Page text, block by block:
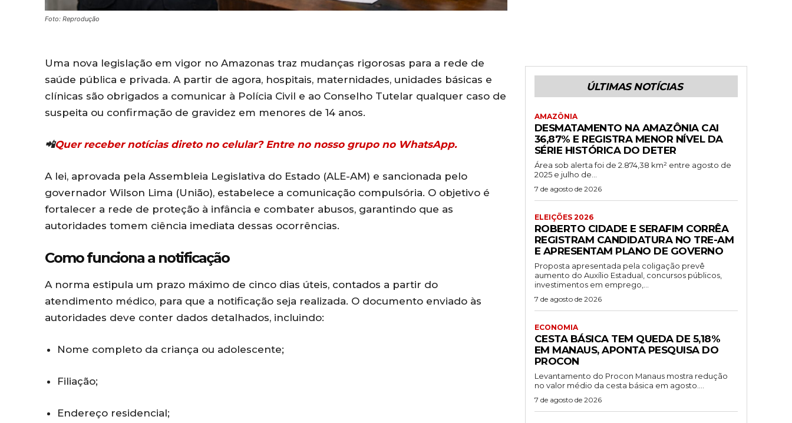
Foto: Reprodução
Uma nova legislação em vigor no Amazonas traz mudanças rigorosas para a rede de
saúde pública e privada. A partir de agora, hospitais, maternidades, unidades básicas e
clínicas são obrigados a comunicar à Polícia Civil e ao Conselho Tutelar qualquer caso de
suspeita ou confirmação de gravidez em menores de 14 anos.
📲Quer receber notícias direto no celular? Entre no nosso grupo no WhatsApp.
A lei, aprovada pela Assembleia Legislativa do Estado (ALE-AM) e sancionada pelo
governador Wilson Lima (União), estabelece a comunicação compulsória. O objetivo é
fortalecer a rede de proteção à infância e combater abusos, garantindo que as
autoridades tomem ciência imediata dessas ocorrências.
Como funciona a notificação
A norma estipula um prazo máximo de cinco dias úteis, contados a partir do
atendimento médico, para que a notificação seja realizada. O documento enviado às
autoridades deve conter dados detalhados, incluindo:
Nome completo da criança ou adolescente;
Filiação;
Endereço residencial;
ÚLTIMAS NOTÍCIAS
AMAZÔNIA
DESMATAMENTO NA AMAZÔNIA CAI
36,87% E REGISTRA MENOR NÍVEL DA
SÉRIE HISTÓRICA DO DETER
Área sob alerta foi de 2.874,38 km² entre agosto de
2025 e julho de...
7 de agosto de 2026
ELEIÇÕES 2026
ROBERTO CIDADE E SERAFIM CORRÊA
REGISTRAM CANDIDATURA NO TRE-AM
E APRESENTAM PLANO DE GOVERNO
Proposta apresentada pela coligação prevê
aumento do Auxílio Estadual, concursos públicos,
investimentos em emprego,...
7 de agosto de 2026
ECONOMIA
CESTA BÁSICA TEM QUEDA DE 5,18%
EM MANAUS, APONTA PESQUISA DO
PROCON
Levantamento do Procon Manaus mostra redução
no valor médio da cesta básica em agosto....
7 de agosto de 2026